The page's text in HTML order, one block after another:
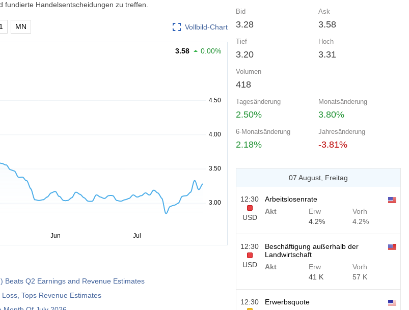
Handelsentscheidungen zu treffen.
Vollbild-Chart
MN
3.58 0.00%
Beats Q2 Earnings and Revenue Estimates
Tops Revenue Estimates
Bid
3.28
Ask
3.58
Tief
3.20
Hoch
3.31
Volumen
418
Tagesänderung
2.50%
Monatsänderung
3.80%
6-Monatsänderung
2.18%
Jahresänderung
-3.81%
07 August, Freitag
12:30
USD
Arbeitslosenrate
Akt
Erw
4.2%
Vorh
4.2%
12:30
USD
Beschäftigung außerhalb der
Landwirtschaft
Akt
Erw
41 K
Vorh
57 K
12:30
Erwerbsquote